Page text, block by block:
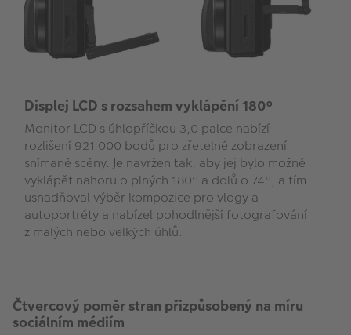
Displej LCD s rozsahem vyklápění 180°
Monitor LCD s úhlopříčkou 3,0 palce nabízí
rozlišení 921 000 bodů pro zřetelné zobrazení
snímané scény. Je navržen tak, aby jej bylo možné
vyklápět nahoru o plných 180° a dolů o 74°, a tím
usnadňoval výběr kompozice pro vlogy a
autoportréty a nabízel pohodlnější fotografování
z malých nebo velkých úhlů.
Čtvercový poměr stran přizpůsobený na míru
sociálním médiím